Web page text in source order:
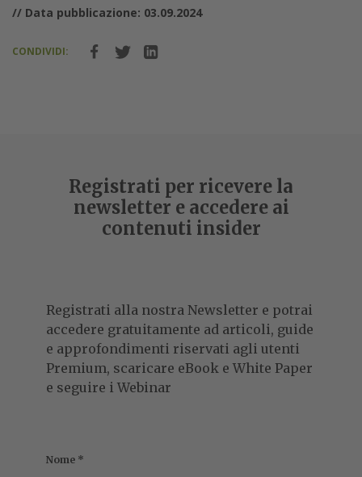
// Data pubblicazione: 03.09.2024
CONDIVIDI:
Registrati per ricevere la
newsletter e accedere ai
contenuti insider
Registrati alla nostra Newsletter e potrai
accedere gratuitamente ad articoli, guide
e approfondimenti riservati agli utenti
Premium, scaricare eBook e White Paper
e seguire i Webinar
Nome *